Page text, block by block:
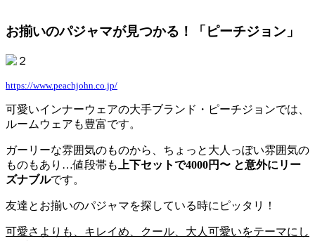
お揃いのパジャマが見つかる！「ピーチジョン」
https://www.peachjohn.co.jp/
可愛いインナーウェアの大手ブランド・ピーチジョンでは、
ルームウェアも豊富です。
ガーリーな雰囲気のものから、ちょっと大人っぽい雰囲気の
ものもあり…値段帯も
上下セットで4000円〜 と意外にリー
ズナブルです。
友達とお揃いのパジャマを探している時にピッタリ！
可愛さよりも、キレイめ、クール、大人可愛いをテーマにし